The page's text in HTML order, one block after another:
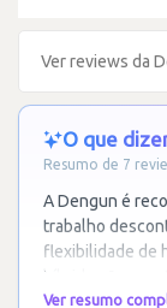
Ver reviews da
O que
Resumo de 7
A Dengun é
trabalho
flexibilidade de
híbrido são
Ver resumo